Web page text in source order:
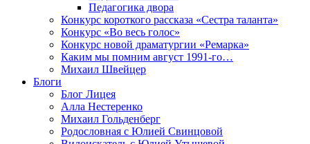
Педагогика двора
Конкурс короткого рассказа «Сестра таланта»
Конкурс «Во весь голос»
Конкурс новой драматургии «Ремарка»
Каким мы помним август 1991-го…
Михаил Швейцер
Блоги
Блог Лицея
Алла Нестеренко
Михаил Гольденберг
Родословная с Юлией Свинцовой